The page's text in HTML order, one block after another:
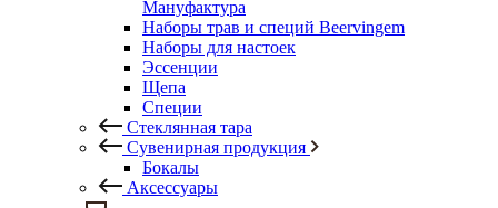
Мануфактура
Наборы трав и специй Beervingem
Наборы для настоек
Эссенции
Щепа
Специи
Стеклянная тара
Сувенирная продукция
Бокалы
Аксессуары